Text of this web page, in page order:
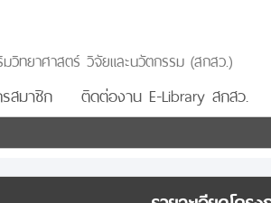
วิทยาศาสตร์ วิจัยและนวัตกรรม (สกสว.)
สมาชิก ติดต่องาน E-Library สกสว.